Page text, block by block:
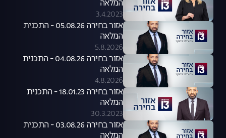
המלאה
3.4.2023
אזור בחירה 05.08.26 - התכנית
המלאה
5.8.2026
אזור בחירה 04.08.26 - התכנית
המלאה
4.8.2026
אזור בחירה 18.01.23 - התכנית
המלאה
30.3.2023
אזור בחירה 03.08.26 - התכנית